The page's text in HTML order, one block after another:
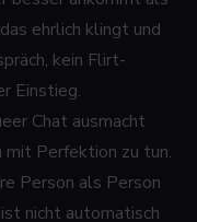
ehrlich klingt und
kein Flirt-
Einstieg.
Chat ausmacht
Perfektion zu tun.
Person als Person
nicht automatisch